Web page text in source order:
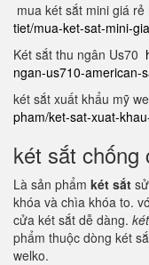
mua két sắt mini giá rẻ
tiet/mua-ket-sat-mini-
Két sắt thu ngân Us70
ngan-us710-american-
két sắt xuất khẩu mỹ
pham/ket-sat-xuat-
két sắt chống
Là sản phẩm két sắt
khóa và chìa khóa to.
cửa két sắt dễ dàng.
phẩm thuộc dòng két
welko.